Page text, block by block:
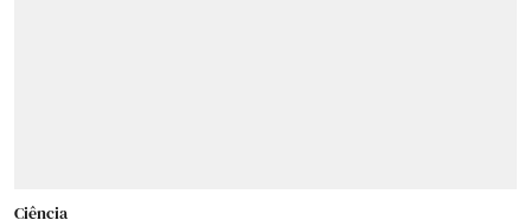
Ciência